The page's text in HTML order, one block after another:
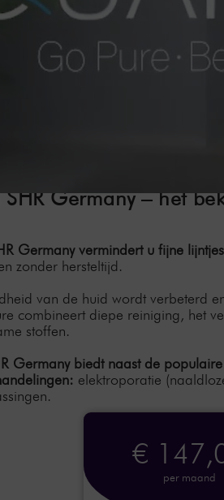
Germany – het
Germany vermindert u fijne
zonder hersteltijd.
van de huid wordt verbeterd
combineert diepe reiniging, het
stoffen.
Germany biedt naast de
elektroporatie
€
per maand